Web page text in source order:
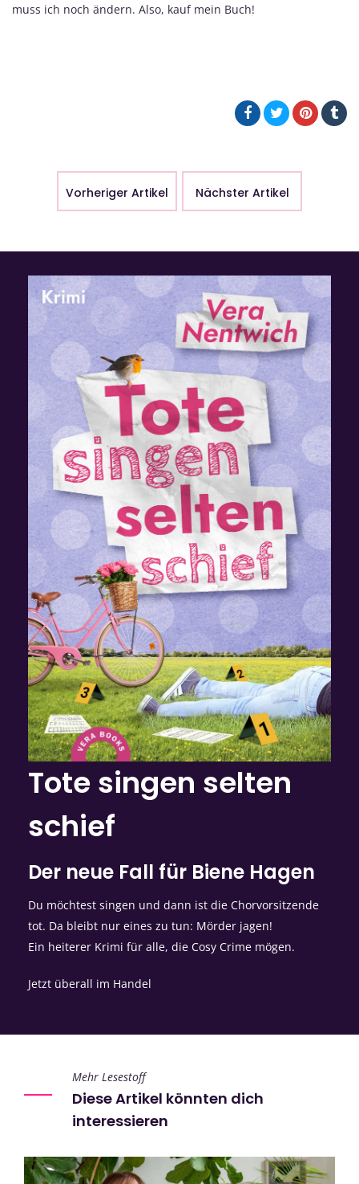
muss ich noch ändern. Also, kauf mein Buch!
Vorheriger Artikel Nächster Artikel
Tote singen selten
schief
Der neue Fall für Biene Hagen
Du möchtest singen und dann ist die Chorvorsitzende
tot. Da bleibt nur eines zu tun: Mörder jagen!
Ein heiterer Krimi für alle, die Cosy Crime mögen.
Jetzt überall im Handel
Mehr Lesestoff
Diese Artikel könnten dich
interessieren